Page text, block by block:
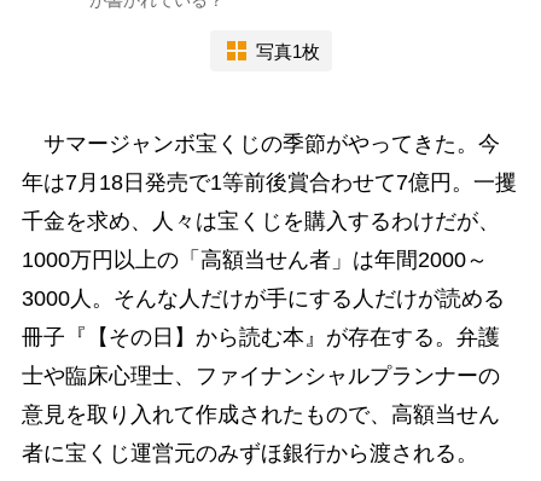
写真1枚
サマージャンボ宝くじの季節がやってきた。今
年は7月18日発売で1等前後賞合わせて7億円。一攫
千金を求め、人々は宝くじを購入するわけだが、
1000万円以上の「高額当せん者」は年間2000～
3000人。そんな人だけが手にする人だけが読める
冊子『【その日】から読む本』が存在する。弁護
士や臨床心理士、ファイナンシャルプランナーの
意見を取り入れて作成されたもので、高額当せん
者に宝くじ運営元のみずほ銀行から渡される。